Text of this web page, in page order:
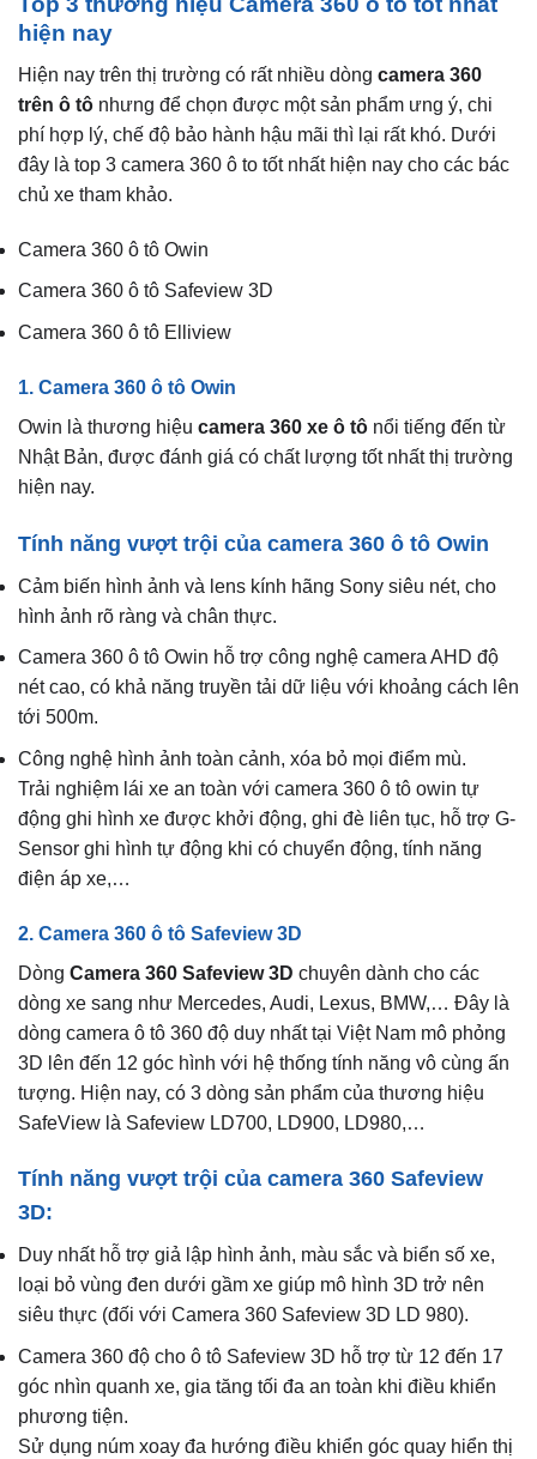
hiện nay
Hiện nay trên thị trường có rất nhiều dòng camera 360
trên ô tô nhưng để chọn được một sản phẩm ưng ý, chi
phí hợp lý, chế độ bảo hành hậu mãi thì lại rất khó. Dưới
đây là top 3 camera 360 ô to tốt nhất hiện nay cho các bác
chủ xe tham khảo.
Camera 360 ô tô Owin
Camera 360 ô tô Safeview 3D
Camera 360 ô tô Elliview
1. Camera 360 ô tô Owin
Owin là thương hiệu camera 360 xe ô tô nổi tiếng đến từ
Nhật Bản, được đánh giá có chất lượng tốt nhất thị trường
hiện nay.
Tính năng vượt trội của camera 360 ô tô Owin
Cảm biến hình ảnh và lens kính hãng Sony siêu nét, cho
hình ảnh rõ ràng và chân thực.
Camera 360 ô tô Owin hỗ trợ công nghệ camera AHD độ
nét cao, có khả năng truyền tải dữ liệu với khoảng cách lên
tới 500m.
Công nghệ hình ảnh toàn cảnh, xóa bỏ mọi điểm mù.
Trải nghiệm lái xe an toàn với camera 360 ô tô owin tự
động ghi hình xe được khởi động, ghi đè liên tục, hỗ trợ G-
Sensor ghi hình tự động khi có chuyển động, tính năng
điện áp xe,…
2. Camera 360 ô tô Safeview 3D
Dòng Camera 360 Safeview 3D chuyên dành cho các
dòng xe sang như Mercedes, Audi, Lexus, BMW,… Đây là
dòng camera ô tô 360 độ duy nhất tại Việt Nam mô phỏng
3D lên đến 12 góc hình với hệ thống tính năng vô cùng ấn
tượng. Hiện nay, có 3 dòng sản phẩm của thương hiệu
SafeView là Safeview LD700, LD900, LD980,…
Tính năng vượt trội của camera 360 Safeview
3D:
Duy nhất hỗ trợ giả lập hình ảnh, màu sắc và biển số xe,
loại bỏ vùng đen dưới gầm xe giúp mô hình 3D trở nên
siêu thực (đối với Camera 360 Safeview 3D LD 980).
Camera 360 độ cho ô tô Safeview 3D hỗ trợ từ 12 đến 17
góc nhìn quanh xe, gia tăng tối đa an toàn khi điều khiển
phương tiện.
Sử dụng núm xoay đa hướng điều khiển góc quay hiển thị